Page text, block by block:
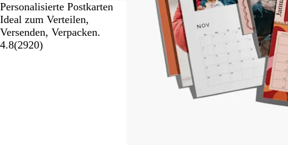
Personalisierte Postkarten
Ideal zum Verteilen,
Versenden, Verpacken.
4.8(2920)